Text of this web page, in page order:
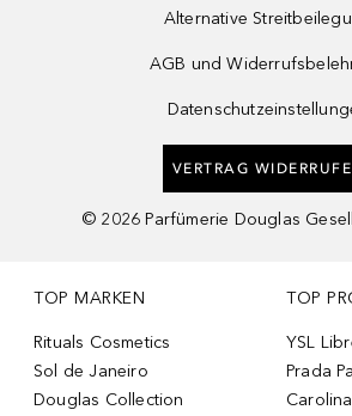
Alternative
AGB und
VERTRAG
© 2026 Parfümerie Douglas
TOP MARKEN
Rituals Cosmetics
Sol de Janeiro
Douglas Collection
TOP
YSL
Prada